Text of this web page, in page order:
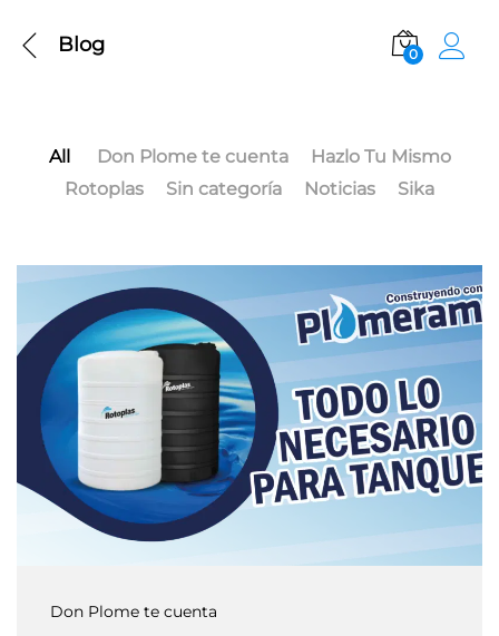
Blog 0
All Don Plome te cuenta
Hazlo Tu Mismo
Rotoplas
Sin categoría Noticias Sika
Don Plome te cuenta